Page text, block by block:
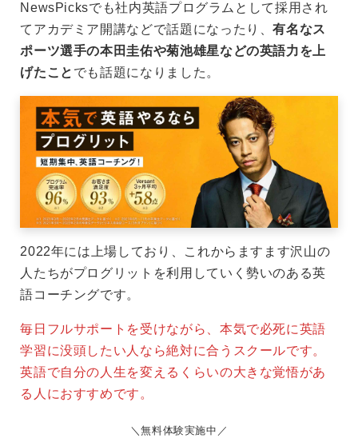
NewsPicksでも社内英語プログラムとして採用され
てアカデミア開講などで話題になったり、有名なス
ポーツ選手の本田圭佑や菊池雄星などの英語力を上
げたこと でも話題になりました。
2022年には上場しており、これからますます沢山の
人たちがプログリットを利用していく勢いのある英
語コーチングです。
毎日フルサポートを受けながら、本気で必死に英語
学習に没頭したい人なら絶対に合うスクールです。
英語で自分の人生を変えるくらいの大きな覚悟があ
る人におすすめです。
無料体験実施中